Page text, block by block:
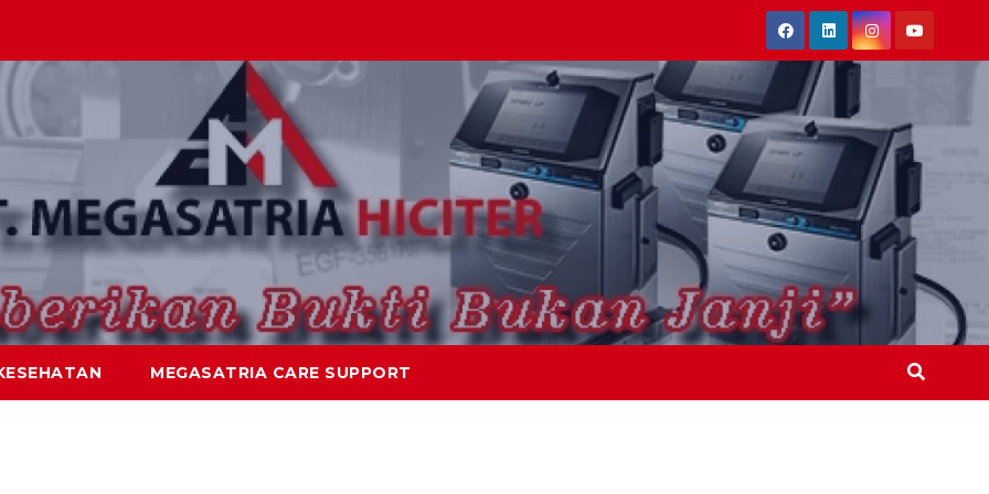
MEGASATRIA CARE SUPPORT